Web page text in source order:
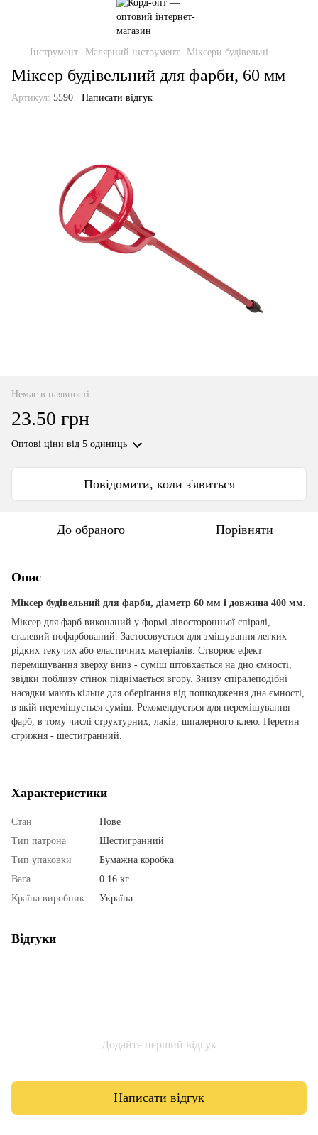
Інструмент Малярний інструмент Міксери будівельні
Міксер будівельний для фарби, 60 мм
Артикул: 5590 Написати відгук
Немає в наявності
23.50 грн
Оптові ціни від 5 одиниць
Повідомити, коли з'явиться
До обраного Порівняти
Опис
Міксер будівельний для фарби, діаметр 60 мм і довжина 400 мм.
Міксер для фарб виконаний у формі лівосторонньої спіралі,
сталевий пофарбований. Застосовується для змішування легких
рідких текучих або еластичних матеріалів. Створює ефект
перемішування зверху вниз - суміш штовхається на дно ємності,
звідки поблизу стінок піднімається вгору. Знизу спіралеподібні
насадки мають кільце для оберігання від пошкодження дна ємності,
в якій перемішується суміш. Рекомендується для перемішування
фарб, в тому числі структурних, лаків, шпалерного клею. Перетин
стрижня - шестигранний.
Характеристики
Стан
Нове
Тип патрона
Шестигранний
Тип упаковки
Бумажна коробка
Вага
0.16 кг
Країна виробник
Україна
Відгуки
Додайте перший відгук
Написати відгук